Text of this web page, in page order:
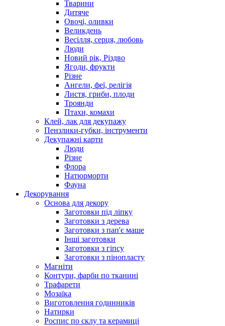
Тварини
Дитяче
Овочі, оливки
Великдень
Весілля, серця, любовь
Люди
Новий рік, Різдво
Ягоди, фрукти
Різне
Ангели, феї, релігія
Листя, гриби, плоди
Троянди
Птахи, комахи
Клей, лак для декупажу
Пензлики-губки, інструменти
Декупажні карти
Люди
Різне
Флора
Натюрморти
Фауна
Декорування
Основа для декору
Заготовки під ліпку
Заготовки з дерева
Заготовки з пап'є маше
Інші заготовки
Заготовки з гіпсу
Заготовки з пінопласту
Магніти
Контури, фарби по тканині
Трафарети
Мозаїка
Виготовлення годинників
Натирки
Роспис по склу та керамиці